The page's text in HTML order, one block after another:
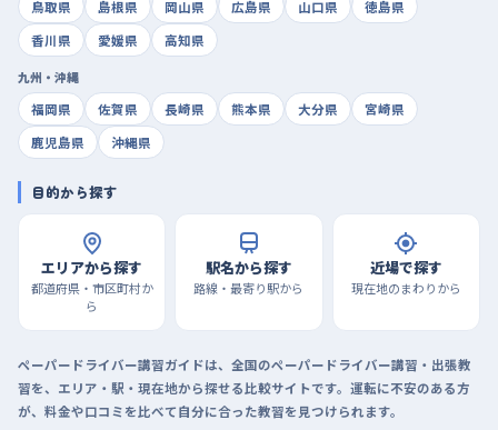
鳥取県
島根県 岡山県 広島県 山口県
徳島県
香川県
愛媛県 高知県
九州・沖縄
福岡県
佐賀県 長崎県 熊本県 大分県
宮崎県
鹿児島県
沖縄県
目的から探す
エリアから探す
都道府県・市区町村か
ら
駅名から探す
路線・最寄り駅から
近場で探す
現在地のまわりから
ペーパードライバー講習ガイドは、全国のペーパードライバー講習・出張教
習を、エリア・駅・現在地から探せる比較サイトです。運転に不安のある方
が、料金や口コミを比べて自分に合った教習を見つけられます。